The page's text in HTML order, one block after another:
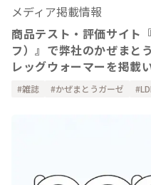
メディア掲載情報
商品テスト・評価サイト
フ）』で弊社のかぜまと
レッグウォーマーを掲載
雑誌 かぜまとうガーゼ